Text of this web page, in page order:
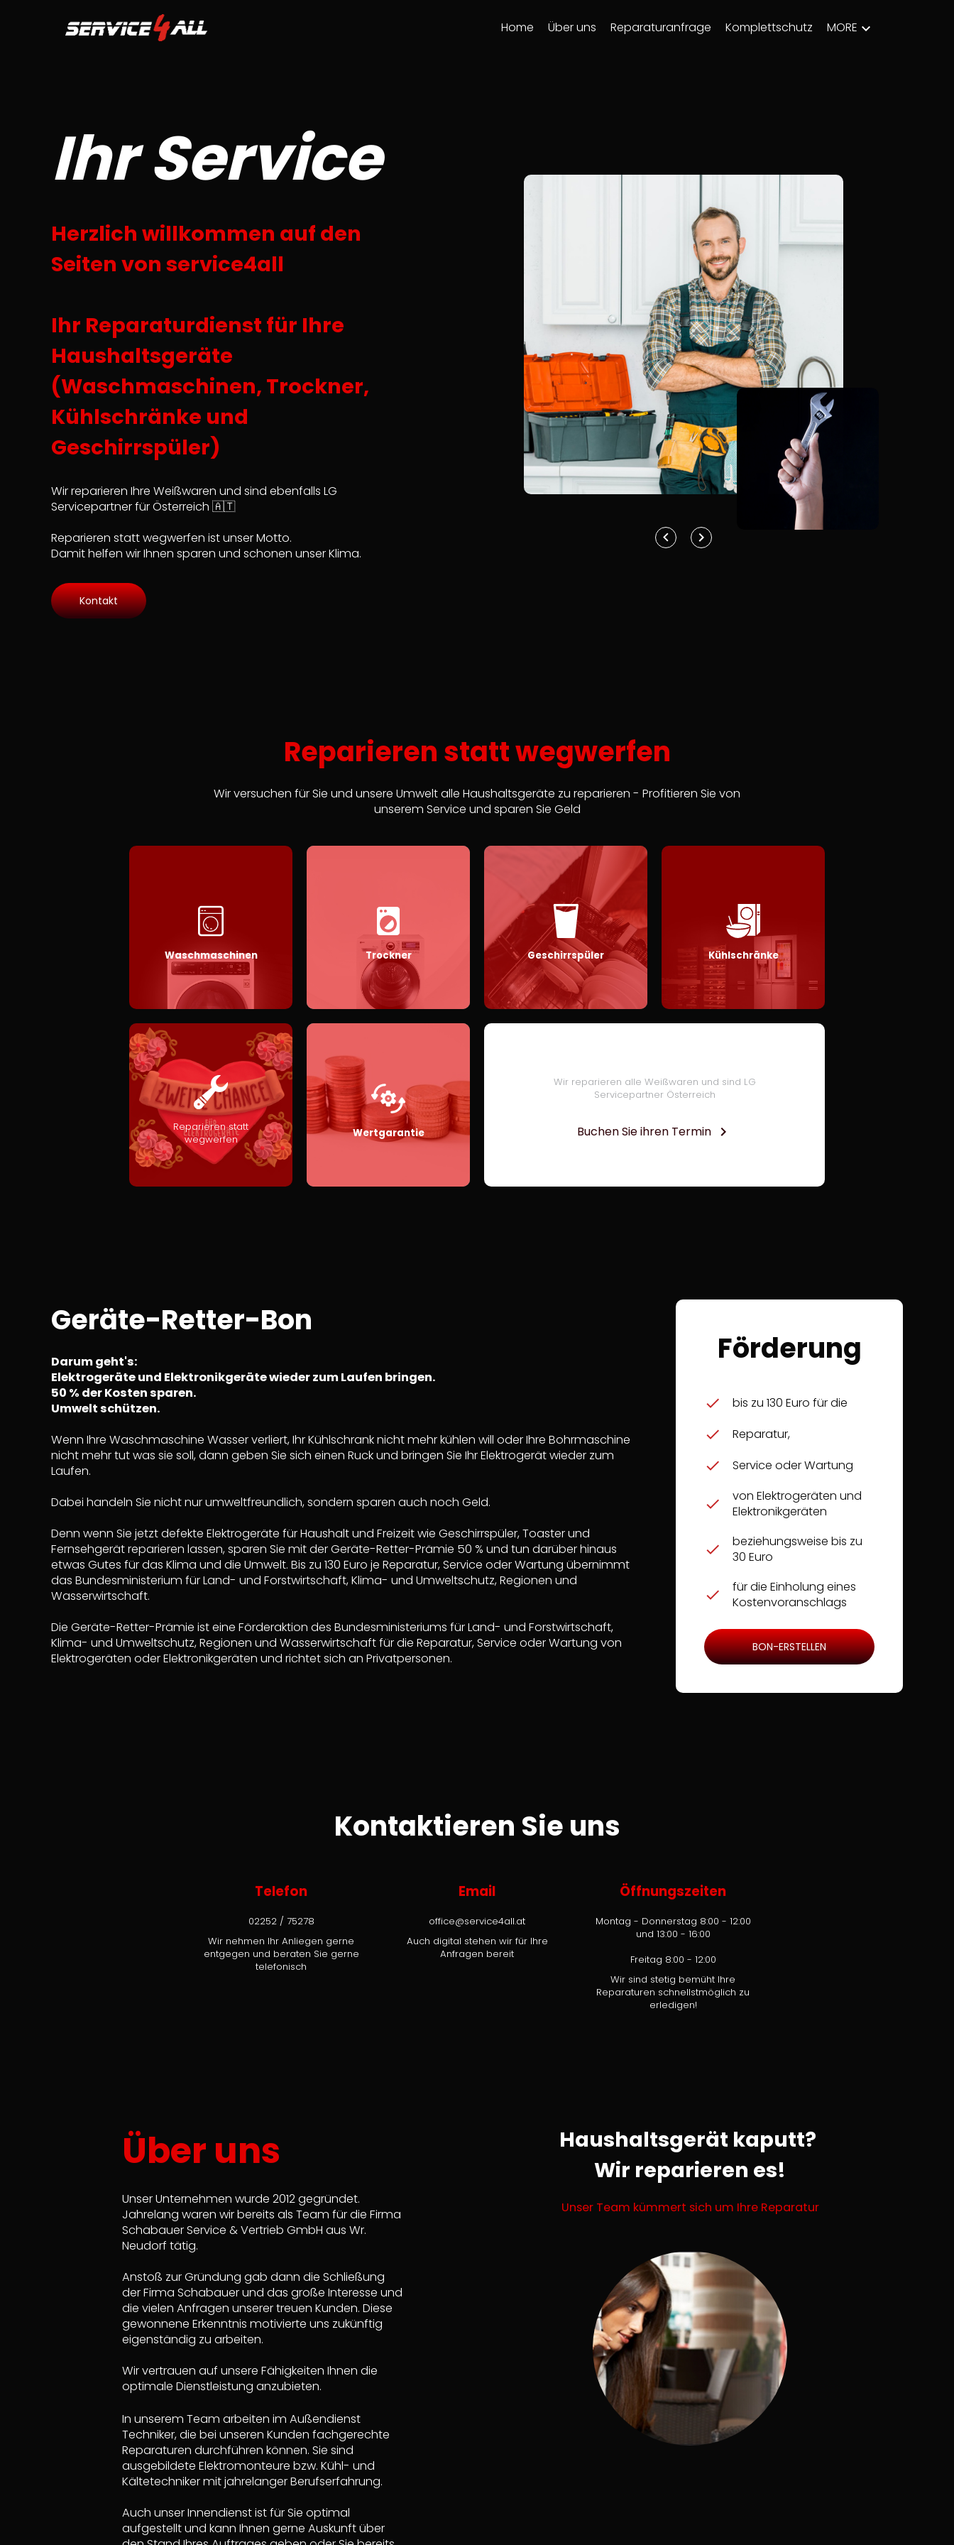
Home Über uns Reparaturanfrage Komplettschutz MORE
Ihr Service
Herzlich willkommen auf den
Seiten von service4all
Ihr Reparaturdienst für Ihre
Haushaltsgeräte
(Waschmaschinen, Trockner,
Kühlschränke und
Geschirrspüler)
Wir reparieren Ihre Weißwaren und sind ebenfalls LG
Servicepartner für Österreich 🇦🇹
Reparieren statt wegwerfen ist unser Motto.
Damit helfen wir Ihnen sparen und schonen unser Klima.
Kontakt
Reparieren statt wegwerfen
Wir versuchen für Sie und unsere Umwelt alle Haushaltsgeräte zu reparieren - Profitieren Sie von
unserem Service und sparen Sie Geld
Waschmaschinen Trockner Geschirrspüler Kühlschränke
Reparieren statt
wegwerfen
Wertgarantie
Wir reparieren alle Weißwaren und sind LG
Servicepartner Österreich
Buchen Sie ihren Termin
Geräte-Retter-Bon
Darum geht's:
Elektrogeräte und Elektronikgeräte wieder zum Laufen bringen.
50 % der Kosten sparen.
Umwelt schützen.
Wenn Ihre Waschmaschine Wasser verliert, Ihr Kühlschrank nicht mehr kühlen will oder Ihre Bohrmaschine
nicht mehr tut was sie soll, dann geben Sie sich einen Ruck und bringen Sie Ihr Elektrogerät wieder zum
Laufen.
Dabei handeln Sie nicht nur umweltfreundlich, sondern sparen auch noch Geld.
Denn wenn Sie jetzt defekte Elektrogeräte für Haushalt und Freizeit wie Geschirrspüler, Toaster und
Fernsehgerät reparieren lassen, sparen Sie mit der Geräte-Retter-Prämie 50 % und tun darüber hinaus
etwas Gutes für das Klima und die Umwelt. Bis zu 130 Euro je Reparatur, Service oder Wartung übernimmt
das Bundesministerium für Land- und Forstwirtschaft, Klima- und Umweltschutz, Regionen und
Wasserwirtschaft.
Die Geräte-Retter-Prämie ist eine Förderaktion des Bundesministeriums für Land- und Forstwirtschaft,
Klima- und Umweltschutz, Regionen und Wasserwirtschaft für die Reparatur, Service oder Wartung von
Elektrogeräten oder Elektronikgeräten und richtet sich an Privatpersonen.
Förderung
bis zu 130 Euro für die
Reparatur,
Service oder Wartung
von Elektrogeräten und
Elektronikgeräten
beziehungsweise bis zu
30 Euro
für die Einholung eines
Kostenvoranschlags
BON-ERSTELLEN
Kontaktieren Sie uns
Telefon
02252 / 75278
Wir nehmen Ihr Anliegen gerne
entgegen und beraten Sie gerne
telefonisch
Email
office@service4all.at
Auch digital stehen wir für Ihre
Anfragen bereit
Öffnungszeiten
Montag - Donnerstag 8:00 - 12:00
und 13:00 - 16:00
Freitag 8:00 - 12:00
Wir sind stetig bemüht Ihre
Reparaturen schnellstmöglich zu
erledigen!
Über uns
Unser Unternehmen wurde 2012 gegründet.
Jahrelang waren wir bereits als Team für die Firma
Schabauer Service & Vertrieb GmbH aus Wr.
Neudorf tätig.
Anstoß zur Gründung gab dann die Schließung
der Firma Schabauer und das große Interesse und
die vielen Anfragen unserer treuen Kunden. Diese
gewonnene Erkenntnis motivierte uns zukünftig
eigenständig zu arbeiten.
Wir vertrauen auf unsere Fähigkeiten Ihnen die
In unserem Team arbeiten im Außendienst
Techniker, die bei unseren Kunden fachgerechte
Reparaturen durchführen können. Sie sind
ausgebildete Elektromonteure bzw. Kühl- und
Kältetechniker mit jahrelanger Berufserfahrung.
Auch unser Innendienst ist für Sie optimal
aufgestellt und kann Ihnen gerne Auskunft über
Haushaltsgerät kaputt?
Wir reparieren es!
Unser Team kümmert sich um Ihre Reparatur